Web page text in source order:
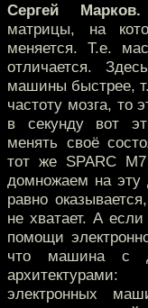
Сергей Марков.
матрицы, на
меняется. Т.е.
отличается.
машины быстрее,
частоту мозга, то
в секунду вот
менять своё
тот же SPARC
домножаем на эту
равно
не хватает. А
помощи
что машина с
электронных